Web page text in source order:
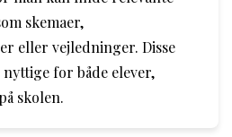
skemaer,
eller vejledninger. Disse
for både elever,
skolen.